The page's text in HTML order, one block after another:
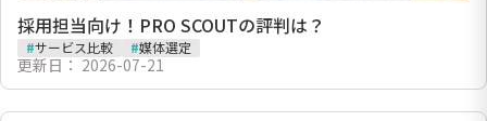
採用担当向け！PRO SCOUTの評判は？
#サービス比較 #媒体選定
更新日： 2026-07-21